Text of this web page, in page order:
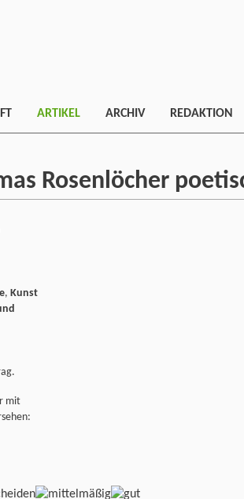
ARTIKEL ARCHIV REDAKTION
Rosenlöcher
, Kunst
mit